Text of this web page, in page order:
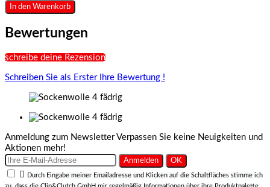
In den Warenkorb
Bewertungen
schreibe deine Rezension
Schreiben Sie als Erster Ihre Bewertung !
Anmeldung zum Newsletter Verpassen Sie keine Neuigkeiten und
Aktionen mehr!

Durch Eingabe meiner Emailadresse und Klicken auf die Schaltfläches stimme ich